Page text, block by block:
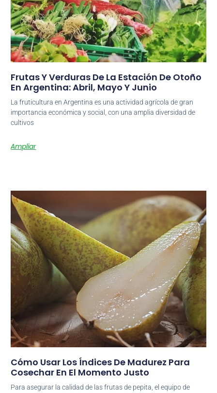
Frutas Y Verduras De La Estación De Otoño
En Argentina: Abril, Mayo Y Junio
La fruticultura en Argentina es una actividad agrícola de gran
importancia económica y social, con una amplia diversidad de
cultivos
Ampliar
Cómo Usar Los Índices De Madurez Para
Cosechar En El Momento Justo
Para asegurar la calidad de las frutas de pepita, el equipo de